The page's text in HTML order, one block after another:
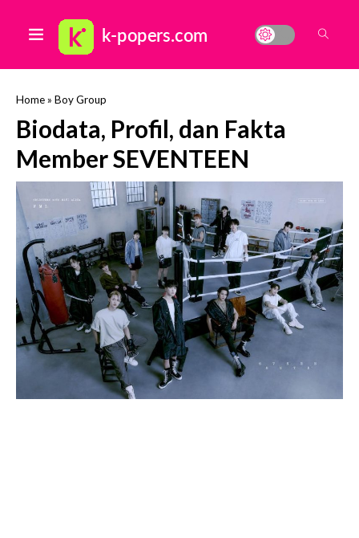
Home» Boy Group
Biodata, Profil, dan Fakta
Member SEVENTEEN